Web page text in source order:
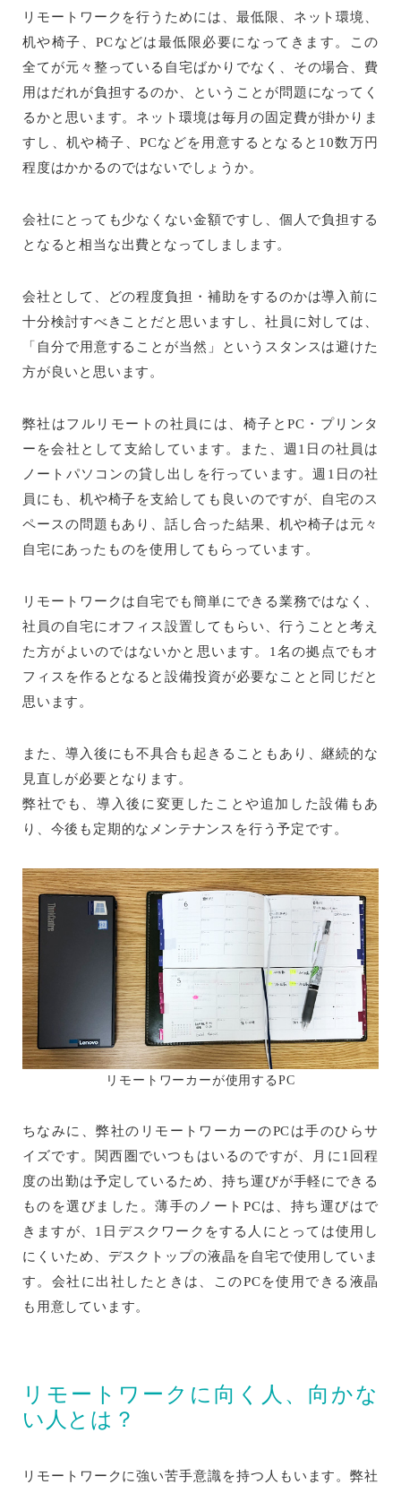
リモートワークを行うためには、最低限、ネット環境、
机や椅子、PCなどは最低限必要になってきます。この
全てが元々整っている自宅ばかりでなく、その場合、費
用はだれが負担するのか、ということが問題になってく
るかと思います。ネット環境は毎月の固定費が掛かりま
すし、机や椅子、PCなどを用意するとなると10数万円
程度はかかるのではないでしょうか。
会社にとっても少なくない金額ですし、個人で負担する
となると相当な出費となってしまします。
会社として、どの程度負担・補助をするのかは導入前に
十分検討すべきことだと思いますし、社員に対しては、
「自分で用意することが当然」というスタンスは避けた
方が良いと思います。
弊社はフルリモートの社員には、椅子とPC・プリンタ
ーを会社として支給しています。また、週1日の社員は
ノートパソコンの貸し出しを行っています。週1日の社
員にも、机や椅子を支給しても良いのですが、自宅のス
ペースの問題もあり、話し合った結果、机や椅子は元々
自宅にあったものを使用してもらっています。
リモートワークは自宅でも簡単にできる業務ではなく、
社員の自宅にオフィス設置してもらい、行うことと考え
た方がよいのではないかと思います。1名の拠点でもオ
フィスを作るとなると設備投資が必要なことと同じだと
思います。
また、導入後にも不具合も起きることもあり、継続的な
見直しが必要となります。
弊社でも、導入後に変更したことや追加した設備もあ
り、今後も定期的なメンテナンスを行う予定です。
リモートワーカーが使用するPC
ちなみに、弊社のリモートワーカーのPCは手のひらサ
イズです。関西圏でいつもはいるのですが、月に1回程
度の出勤は予定しているため、持ち運びが手軽にできる
ものを選びました。薄手のノートPCは、持ち運びはで
きますが、1日デスクワークをする人にとっては使用し
にくいため、デスクトップの液晶を自宅で使用していま
す。会社に出社したときは、このPCを使用できる液晶
も用意しています。
リモートワークに向く人、向かな
い人とは？
リモートワークに強い苦手意識を持つ人もいます。弊社